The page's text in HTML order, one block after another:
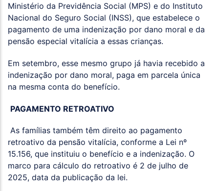
Ministério da Previdência Social (MPS) e do Instituto
Nacional do Seguro Social (INSS), que estabelece o
pagamento de uma indenização por dano moral e da
pensão especial vitalícia a essas crianças.
Em setembro, esse mesmo grupo já havia recebido a
indenização por dano moral, paga em parcela única
na mesma conta do benefício.
PAGAMENTO RETROATIVO
As famílias também têm direito ao pagamento
retroativo da pensão vitalícia, conforme a Lei nº
15.156, que instituiu o benefício e a indenização. O
marco para cálculo do retroativo é 2 de julho de
2025, data da publicação da lei.